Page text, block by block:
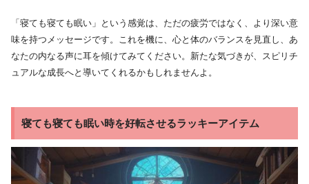
「寝ても寝ても眠い」という感覚は、ただの疲労ではなく、より深い意
味を持つメッセージです。これを機に、心と体のバランスを見直し、あ
なたの内なる声に耳を傾けてみてください。新たな気づきが、スピリチ
ュアルな成長へと導いてくれるかもしれませんよ。
寝ても寝ても眠い時を好転させるラッキーアイテム